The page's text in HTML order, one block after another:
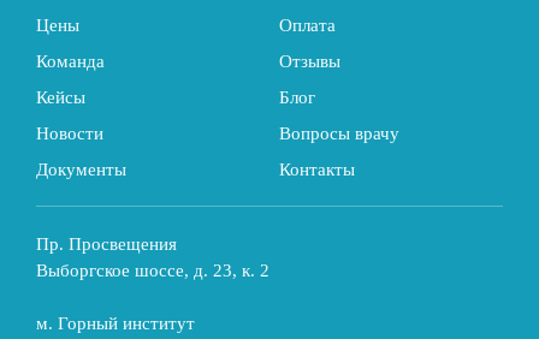
Цены
Оплата
Команда
Отзывы
Кейсы
Блог
Новости
Вопросы врачу
Документы
Контакты
Пр. Просвещения
Выборгское шоссе, д. 23, к. 2
м. Горный институт